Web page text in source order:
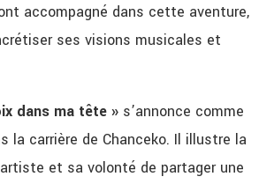
accompagné dans cette aventure,
ses visions musicales et
dans ma tête » s’annonce comme
la carrière de Chanceko. Il illustre la
et sa volonté de partager une